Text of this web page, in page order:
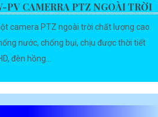
CAMERRA PTZ NGOÀI TRỜI
camera PTZ ngoài trời chất lượng cao
nước, chống bụi, chịu được thời tiết
đèn hồng...